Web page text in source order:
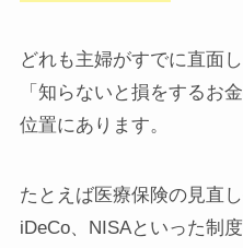
どれも主婦がすでに直面
「知らないと損をするお
位置にあります。
たとえば医療保険の見直
iDeCo、NISAといった制